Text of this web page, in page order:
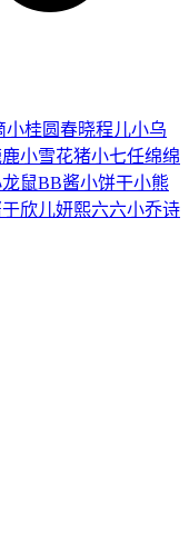
小桂圆春晓程儿小乌
小雪花猪小七任绵绵
鼠BB酱小饼干小熊
于欣儿妍熙六六小乔诗